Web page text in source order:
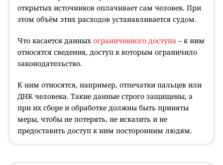
открытых источников оплачивает сам человек. При
этом объём этих расходов устанавливается судом.
Что касается данных ограниченного доступа – к ним
относятся сведения, доступ к которым ограничило
законодательство.
К ним относятся, например, отпечатки пальцев или
ДНК человека. Такие данные строго защищены, а
при их сборе и обработке должны быть приняты
меры, чтобы не потерять, не исказить и не
предоставить доступ к ним посторонним людям.